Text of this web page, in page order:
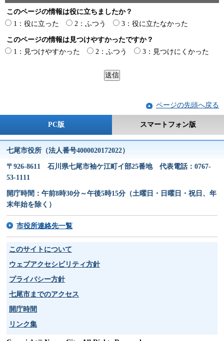
このページの情報は役に立ちましたか？
1：役に立った
2：ふつう 3：役に立たなかった
このページの情報は見つけやすかったですか？
1：見つけやすかった
2：ふつう 3：見つけにくかった
ページの先頭へ戻る
PC版 スマートフォン版
七尾市役所（法人番号4000020172022）
〒926-8611 石川県七尾市袖ケ江町イ部25番地 代表電話：0767-
53-1111
開庁時間：午前8時30分～午後5時15分（土曜日・日曜日・祝日、年
末年始を除く）
市役所連絡先一覧
このサイトについて
ウェブアクセシビリティ方針
プライバシー方針
七尾市までのアクセス
開庁時間
リンク集